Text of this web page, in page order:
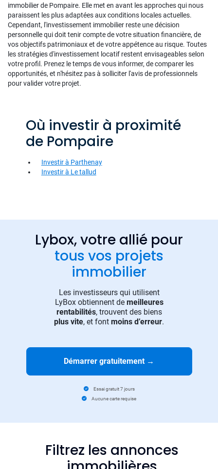
immobilier de Pompaire. Elle met en avant les approches qui nous
paraissent les plus adaptées aux conditions locales actuelles.
Cependant, l'investissement immobilier reste une décision
personnelle qui doit tenir compte de votre situation financière, de
vos objectifs patrimoniaux et de votre appétence au risque. Toutes
les stratégies d'investissement locatif restent envisageables selon
votre profil. Prenez le temps de vous informer, de comparer les
opportunités, et n'hésitez pas à solliciter l'avis de professionnels
pour valider votre projet.
Où investir à proximité
de Pompaire
Investir à Parthenay
Investir à Le tallud
Lybox, votre allié pour
tous vos projets
immobilier
Les investisseurs qui utilisent
LyBox obtiennent de meilleures
rentabilités, trouvent des biens
plus vite, et font moins d’erreur.
Démarrer gratuitement →
Essai gratuit 7 jours
Aucune carte requise
Filtrez les annonces